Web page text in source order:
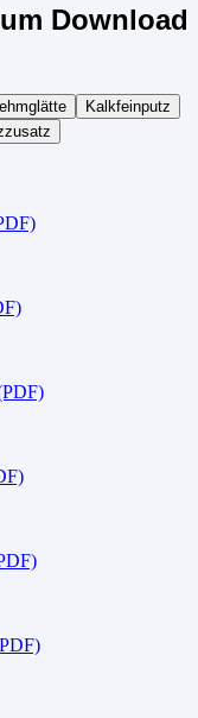
Download
Kalkfeinputz